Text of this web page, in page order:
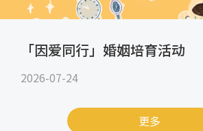
「因爱同行」婚姻培育活动
2026-07-24
更多